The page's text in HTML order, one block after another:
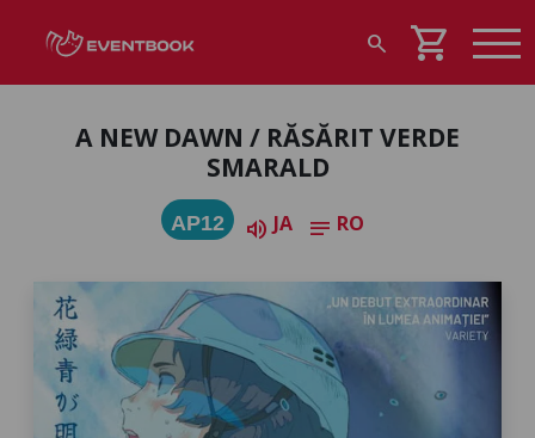
search shopping_cart
A NEW DAWN / RĂSĂRIT VERDE
SMARALD
AP12 volume_up JA notes RO